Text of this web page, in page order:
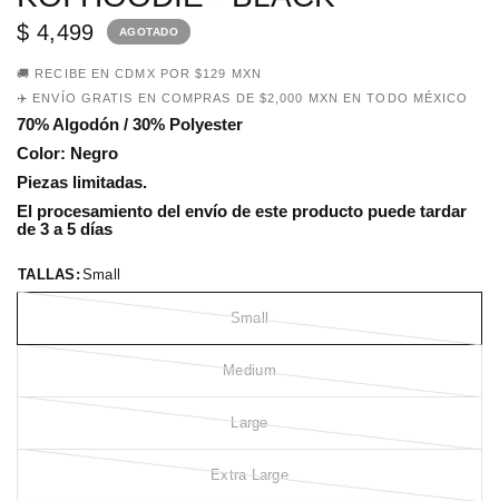
$ 4,499 AGOTADO
🚚 RECIBE EN CDMX POR $129 MXN
✈️ ENVÍO GRATIS EN COMPRAS DE $2,000 MXN EN TODO MÉXICO
70% Algodón / 30% Polyester
Color: Negro
Piezas limitadas.
El procesamiento del envío de este producto puede tardar
de 3 a 5 días
TALLAS: Small
Small
Medium
Large
Extra Large